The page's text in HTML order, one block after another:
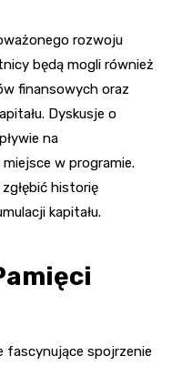
rozwoju
będą mogli również
finansowych oraz
Dyskusje o
na
w programie.
historię
kapitału.
fascynujące spojrzenie